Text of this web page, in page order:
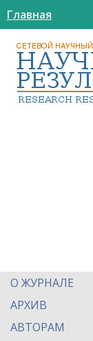
Главная
О ЖУРНАЛЕ
АРХИВ
АВТОРАМ